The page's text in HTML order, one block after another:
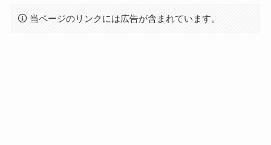
当ページのリンクには広告が含まれています。